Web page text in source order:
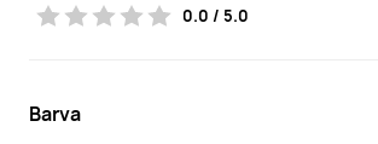
0.0 / 5.0
Barva